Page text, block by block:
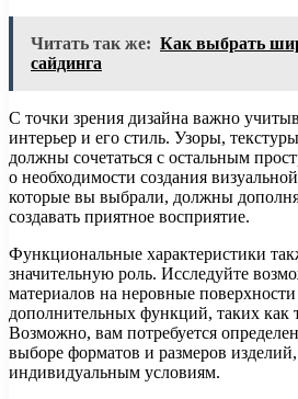
Читать так же: Как выбрать
сайдинга
С точки зрения дизайна важно
интерьер и его стиль. Узоры,
должны сочетаться с остальным
о необходимости создания
которые вы выбрали, должны
создавать приятное восприятие.
Функциональные характеристики
значительную роль. Исследуйте
материалов на неровные
дополнительных функций, таких как
Возможно, вам потребуется
выборе форматов и размеров
индивидуальным условиям.